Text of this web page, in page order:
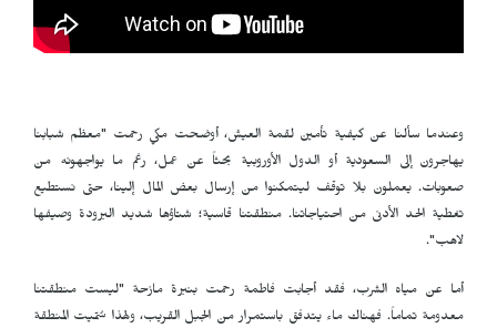
وعندما سألنا عن كيفية تأمين لقمة العيش، أوضحت مكي رحمت "معظم شبابنا
يهاجرون إلى السعودية أو الدول الأوروبية بحثاً عن عمل، رغم ما يواجهونه من
صعوبات. يعملون بلا توقف ليتمكنوا من إرسال بعض المال إلينا، حتى نستطيع
تغطية الحد الأدنى من احتياجاتنا. منطقتنا قاسية؛ شتاؤها شديد البرودة وصيفها
لاهب".
أما عن مياه الشرب، فقد أجابت فاطمة رحمت بنبرة مازحة "ليست منطقتنا
معدومة تماماً. فهناك ماء يتدفق باستمرار من الجبل القريب، ولهذا سُمّيت المنطقة